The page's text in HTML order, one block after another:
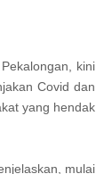
kini
Covid dan
yang hendak
mulai